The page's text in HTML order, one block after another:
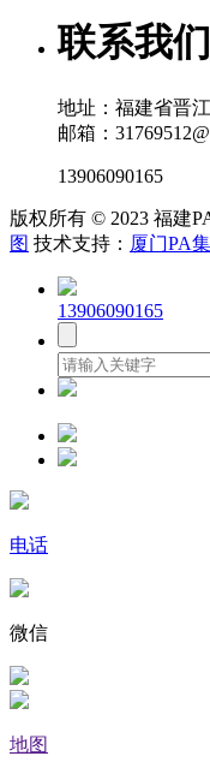
联系我们
地址：福建省晋
邮箱：
13906090165
版权所有 © 2023 福建
图 技术支持： 厦门PA
13906090165
电话
微信
地图